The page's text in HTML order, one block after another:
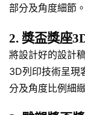
部分及角度細節。
2. 獎盃獎座
將設計好的設計
3D列印技術呈現
分及角度比例細